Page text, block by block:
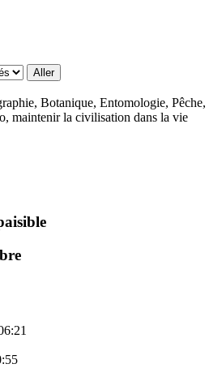
Botanique, Entomologie, Pêche,
maintenir la civilisation dans la vie